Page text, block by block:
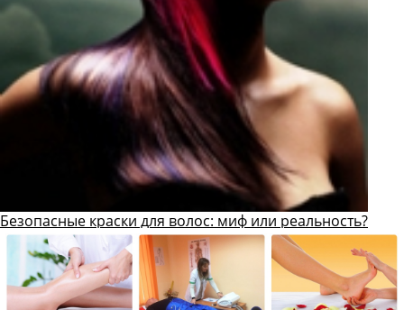
Безопасные краски для волос: миф или реальность?